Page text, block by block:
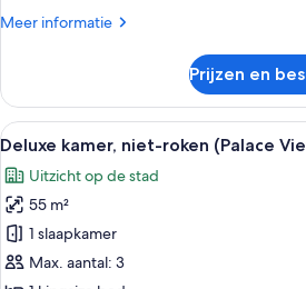
stad
Meer informatie
Meer
niet-
roken,
uitzicht
de
stad
(King)
Prijzen en
Alle
foto's
voor
Deluxe
kamer,
niet-
Een
5
Deluxe kamer, niet-roken (Palace
Uitzicht op de stad
55 m²
1 slaapkamer
Max. aantal: 3